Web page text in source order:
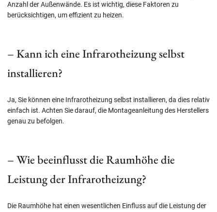
Anzahl der Außenwände. Es ist wichtig, diese Faktoren zu
berücksichtigen, um effizient zu heizen.
– Kann ich eine Infrarotheizung selbst
installieren?
Ja, Sie können eine Infrarotheizung selbst installieren, da dies relativ
einfach ist. Achten Sie darauf, die Montageanleitung des Herstellers
genau zu befolgen.
– Wie beeinflusst die Raumhöhe die
Leistung der Infrarotheizung?
Die Raumhöhe hat einen wesentlichen Einfluss auf die Leistung der